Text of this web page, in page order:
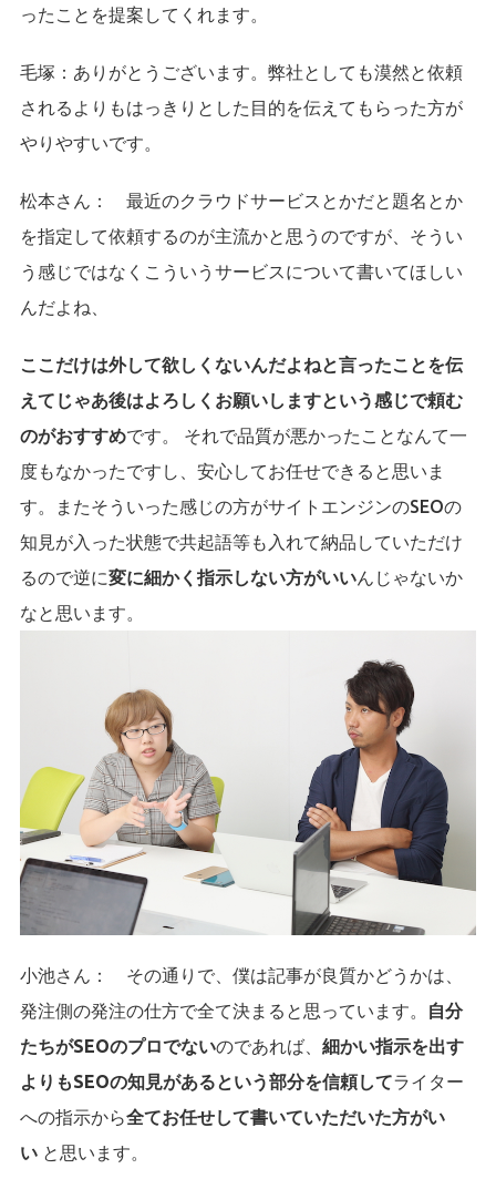
ったことを提案してくれます。
毛塚： ありがとうございます。弊社としても漠然と依頼
されるよりもはっきりとした目的を伝えてもらった方が
やりやすいです。
松本さん：
最近のクラウドサービスとかだと題名とか
を指定して依頼するのが主流かと思うのですが、そうい
う感じではなくこういうサービスについて書いてほしい
んだよね、
ここだけは外して欲しくないんだよねと言ったことを伝
えてじゃあ後はよろしくお願いしますという感じで頼む
のがおすすめです。 それで品質が悪かったことなんて一
度もなかったですし、安心してお任せできると思いま
す。またそういった感じの方がサイトエンジンのSEOの
知見が入った状態で共起語等も入れて納品していただけ
るので逆に変に細かく指示しない方がいいんじゃないか
なと思います。
小池さん： その通りで、僕は記事が良質かどうかは、
発注側の発注の仕方で全て決まると思っています。
自分
たちがSEOのプロでないのであれば、 細かい指示を出す
よりもSEOの知見があるという部分を信頼してライター
への指示から全てお任せして書いていただいた方がい
い と思います。